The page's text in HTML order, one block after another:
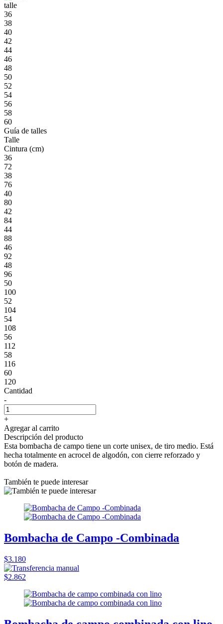
talle
36
38
40
42
44
46
48
50
52
54
56
58
60
Guía de talles
Talle
Cintura (cm)
36
72
38
76
40
80
42
84
44
88
46
92
48
96
50
100
52
104
54
108
56
112
58
116
60
120
Cantidad
-
+
Agregar al carrito
Descripción del producto
Esta bombacha de campo tiene un corte unisex, de tiro medio. Está
hecha totalmente en acrocel de algodón, con cierre reforzado y
botón de madera.
También te puede interesar
Bombacha de Campo -Combinada
$3.180
$2.862